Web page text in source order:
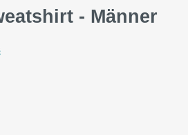
- Männer